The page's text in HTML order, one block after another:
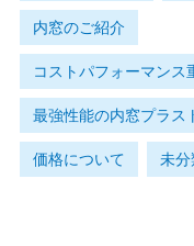
内窓のご紹介
コストパフォーマンス
最強性能の内窓プラス
価格について 未分